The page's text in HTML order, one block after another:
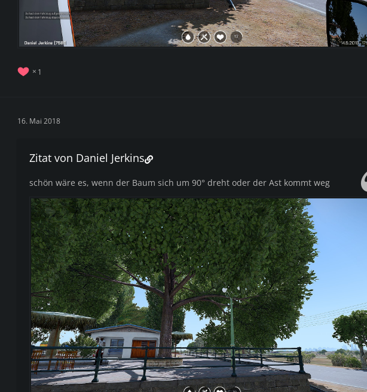
1
16. Mai 2018
Zitat von Daniel Jerkins
schön wäre es, wenn der Baum sich um 90° dreht oder der Ast kommt weg